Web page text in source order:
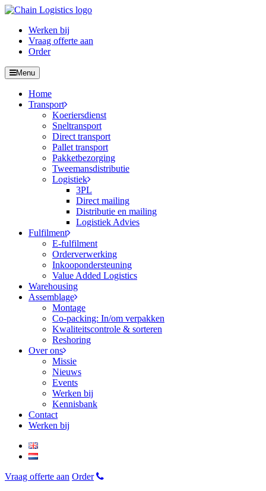
Werken bij
Vraag offerte aan
Order
Menu
Home
Transport
Koeriersdienst
Sneltransport
Direct transport
Pallet transport
Pakketbezorging
Tweemansdistributie
Logistiek
3PL
Direct mailing
Distributie en mailing
Logistiek Advies
Fulfilment
E-fulfilment
Orderverwerking
Inkoopondersteuning
Value Added Logistics
Warehousing
Assemblage
Montage
Co-packing: In/om verpakken
Kwaliteitscontrole & sorteren
Reshoring
Over ons
Missie
Nieuws
Events
Werken bij
Kennisbank
Contact
Werken bij
Vraag offerte aan Order